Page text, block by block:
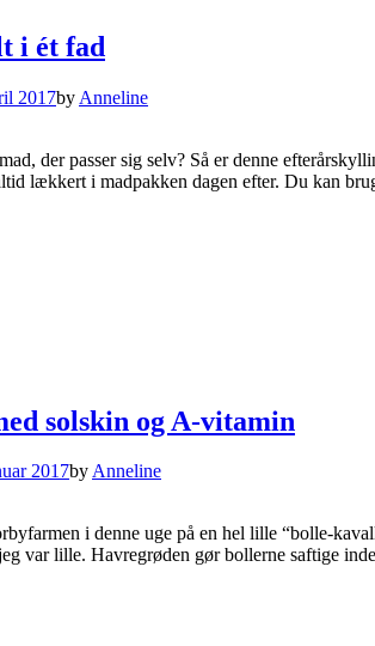
i ét fad
2017by Anneline
der passer sig selv? Så er denne
lækkert i madpakken dagen efter. Du kan
solskin og A-vitamin
2017byAnneline
i denne uge på en hel lille “bolle-
var lille. Havregrøden gør bollerne saftige